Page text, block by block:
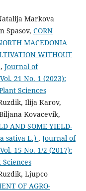
Markova
Spasov, CORN
MACEDONIA
WITHOUT
, Journal of
21 No. 1 (2023):
Sciences
Ilija Karov,
Kovacevik,
AND SOME YIELD-
sativa L.) , Journal of
15 No. 1/2 (2017):
Ljupco
OF AGRO-